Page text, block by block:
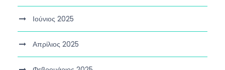
Ιούνιος 2025
Απρίλιος 2025